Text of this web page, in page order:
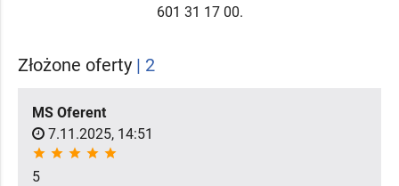
601 31 17 00.
Złożone oferty | 2
MS Oferent
7.11.2025, 14:51
star star star star star
5